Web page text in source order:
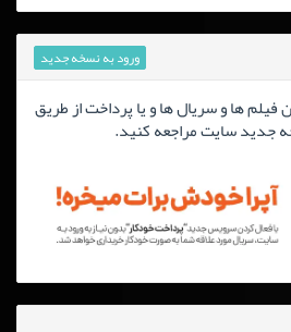
ورود به نسخه جدید
ها و سریال ها و یا پرداخت از طریق
جدید سایت مراجعه کنید.